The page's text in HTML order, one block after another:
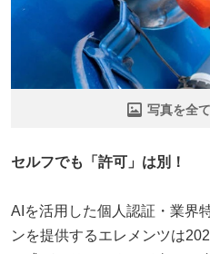
写真を全
セルフでも「許可」は別！
AIを活用した個人認証・業界
ンを提供するエレメンツは